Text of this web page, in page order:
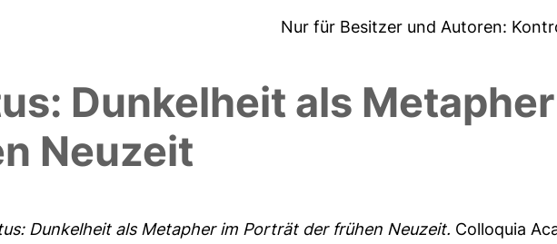
Nur für Besitzer und Autoren:
Dunkelheit als
Neuzeit
Dunkelheit als Metapher im Porträt der frühen Neuzeit. Colloquia